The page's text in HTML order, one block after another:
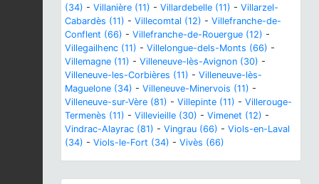
(34) - Villanière (11) - Villardebelle (11) - Villarzel-
Cabardès (11) - Villecomtal (12) - Villefranche-de-
Conflent (66) - Villefranche-de-Rouergue (12) -
Villegailhenc (11) - Villelongue-dels-Monts (66) -
Villemagne (11) - Villeneuve-lès-Avignon (30) -
Villeneuve-les-Corbières (11) - Villeneuve-lès-
Maguelone (34) - Villeneuve-Minervois (11) -
Villeneuve-sur-Vère (81) - Villepinte (11) - Villerouge-
Termenès (11) - Villevieille (30) - Vimenet (12) -
Vindrac-Alayrac (81) - Vingrau (66) - Viols-en-Laval
(34) - Viols-le-Fort (34) - Vivès (66)